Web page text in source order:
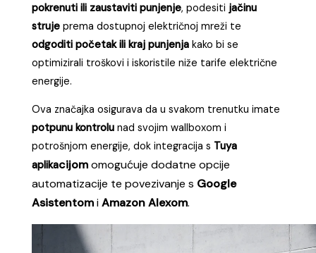
pokrenuti ili zaustaviti punjenje, podesiti jačinu
struje prema dostupnoj električnoj mreži te
odgoditi početak ili kraj punjenja kako bi se
optimizirali troškovi i iskoristile niže tarife električne
energije.
Ova značajka osigurava da u svakom trenutku imate
potpunu kontrolu nad svojim wallboxom i
potrošnjom energije, dok integracija s Tuya
aplikacijomomogućuje dodatne opcije
automatizacije te povezivanje s Google
AsistentomiAmazon Alexom.